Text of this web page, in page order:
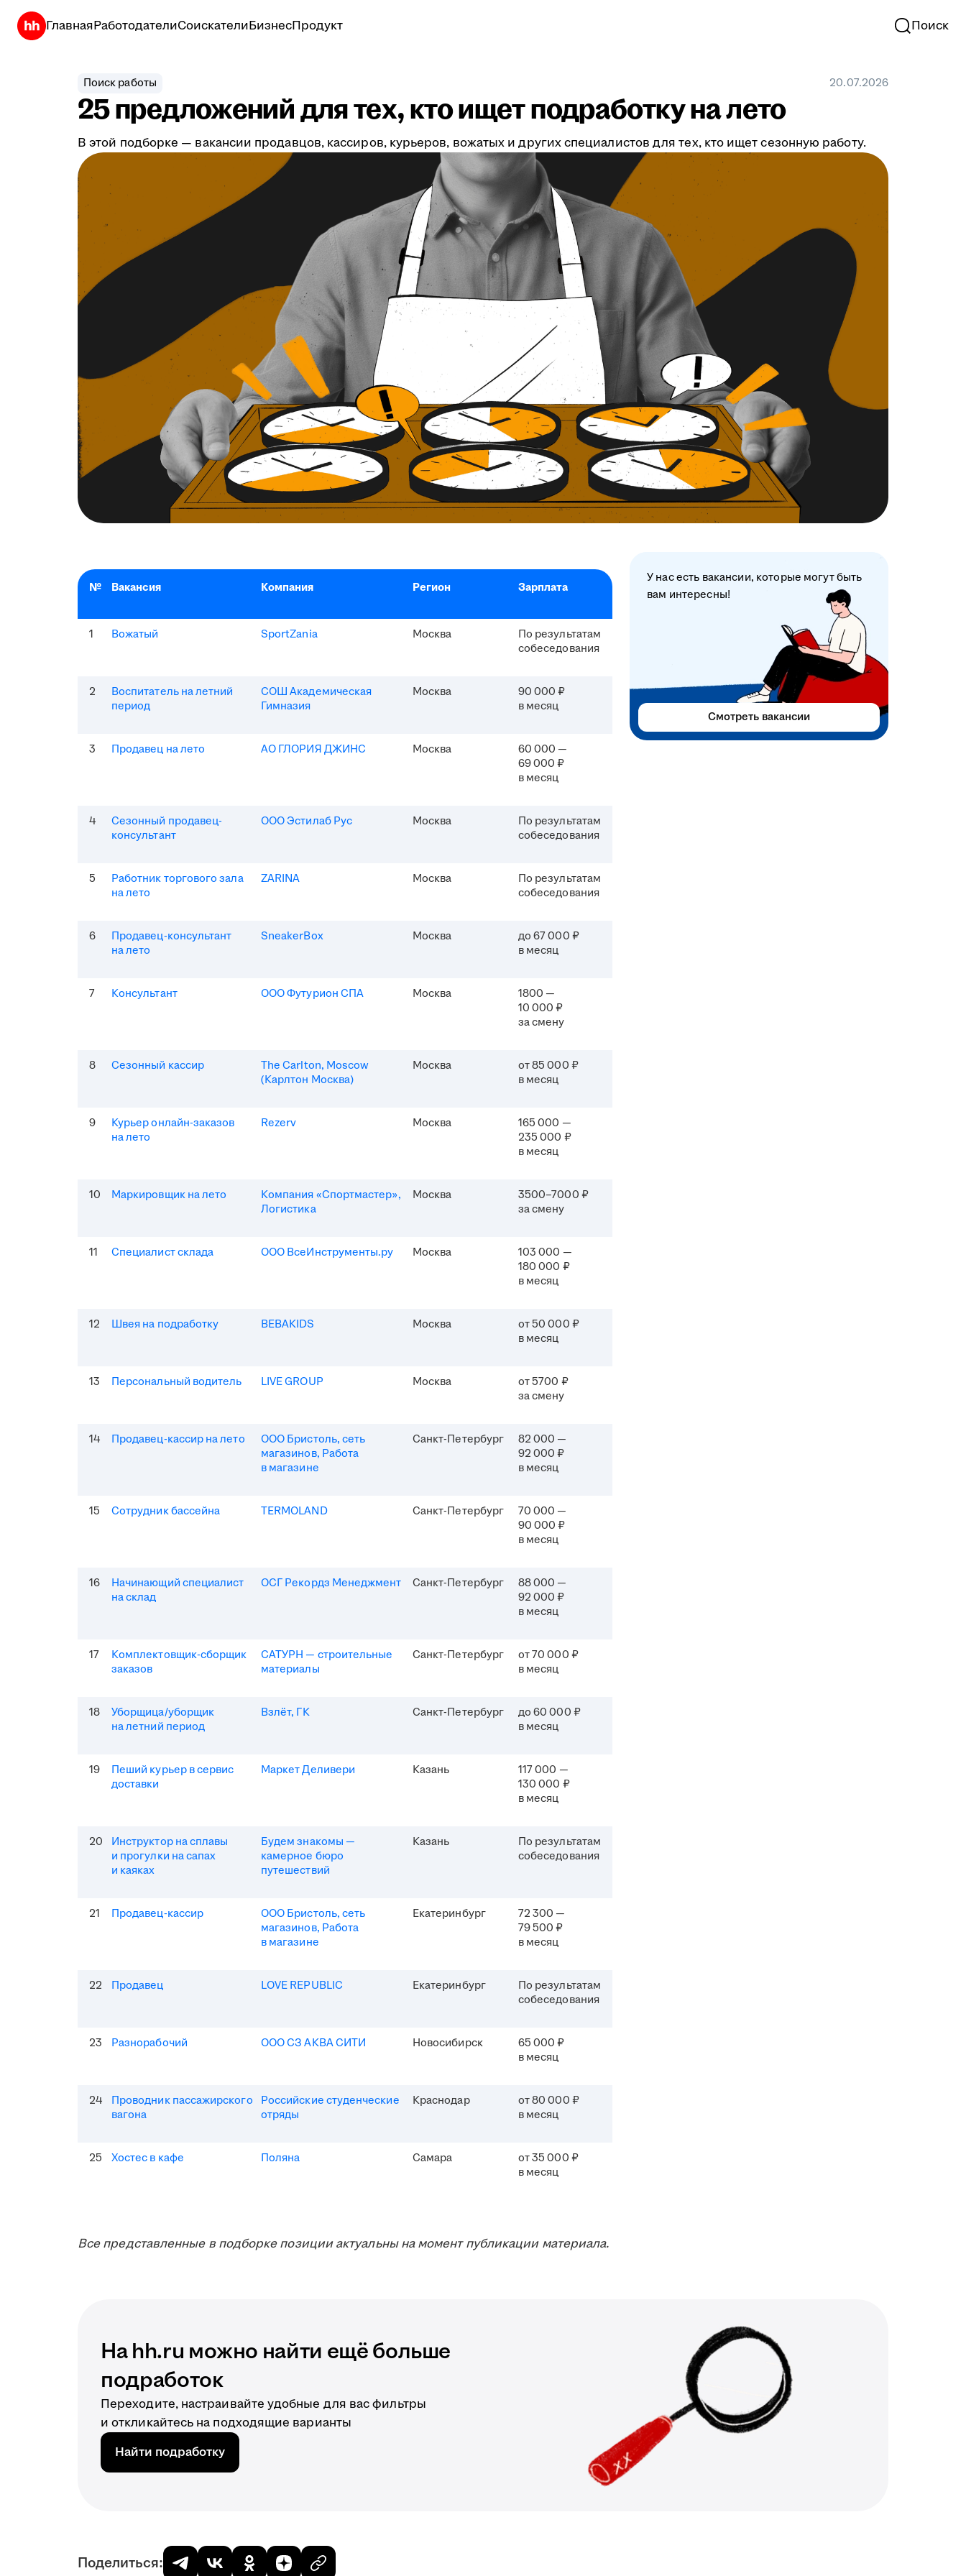
ГлавнаяРаботодателиСоискателиБизнесПродукт Поиск
Поиск работы 20.07.2026
25 предложений для тех, кто ищет подработку на лето
В этой подборке — вакансии продавцов, кассиров, курьеров, вожатых и других специалистов для тех, кто ищет сезонную работу.
№ Вакансия Компания Регион Зарплата
1 Вожатый SportZania Москва
По результатам
собеседования
2
Воспитатель на летний
период
СОШ Академическая
Гимназия
Москва
90 000 ₽
в месяц
3 Продавец на лето АО ГЛОРИЯ ДЖИНС Москва
60 000 —
69 000 ₽
в месяц
4
Сезонный продавец-
консультант
ООО Эстилаб Рус Москва
По результатам
собеседования
5
Работник торгового зала
на лето
ZARINA Москва
По результатам
собеседования
6
Продавец-консультант
на лето
SneakerBox Москва
до 67 000 ₽
в месяц
7 Консультант ООО Футурион СПА Москва
1800 —
10 000 ₽
за смену
8 Сезонный кассир
The Carlton, Moscow
(Карлтон Москва)
Москва
от 85 000 ₽
в месяц
9
Курьер онлайн-заказов
на лето
Rezerv Москва
165 000 —
235 000 ₽
в месяц
10 Маркировщик на лето
Компания «Спортмастер»,
Логистика
Москва
3500–7000 ₽
за смену
11 Специалист склада ООО ВсеИнструменты.ру Москва
103 000 —
180 000 ₽
в месяц
12 Швея на подработку BEBAKIDS Москва
от 50 000 ₽
в месяц
13 Персональный водитель LIVE GROUP Москва
от 5700 ₽
за смену
14 Продавец-кассир на лето
ООО Бристоль, сеть
магазинов, Работа
в магазине
Санкт-Петербург
82 000 —
92 000 ₽
в месяц
15 Сотрудник бассейна TERMOLAND Санкт-Петербург
70 000 —
90 000 ₽
в месяц
16
Начинающий специалист
на склад
ОСГ Рекордз Менеджмент Санкт-Петербург
88 000 —
92 000 ₽
в месяц
17
Комплектовщик-сборщик
заказов
САТУРН — строительные
материалы
Санкт-Петербург
от 70 000 ₽
в месяц
18
Уборщица/уборщик
на летний период
Взлёт, ГК Санкт-Петербург
до 60 000 ₽
в месяц
19
Пеший курьер в сервис
доставки
Маркет Деливери Казань
117 000 —
130 000 ₽
в месяц
20
Инструктор на сплавы
и прогулки на сапах
и каяках
Будем знакомы —
камерное бюро
путешествий
Казань
По результатам
собеседования
21 Продавец-кассир
ООО Бристоль, сеть
магазинов, Работа
в магазине
Екатеринбург
72 300 —
79 500 ₽
в месяц
22 Продавец LOVE REPUBLIC Екатеринбург
По результатам
собеседования
23 Разнорабочий ООО СЗ АКВА СИТИ Новосибирск
65 000 ₽
в месяц
24
Проводник пассажирского
вагона
Российские студенческие
отряды
Краснодар
от 80 000 ₽
в месяц
25 Хостес в кафе Поляна Самара
от 35 000 ₽
в месяц
Все представленные в подборке позиции актуальны на момент публикации материала.
У нас есть вакансии, которые могут быть
вам интересны!
Смотреть вакансии
На hh.ru можно найти ещё больше
подработок
Переходите, настраивайте удобные для вас фильтры
и откликайтесь на подходящие варианты
Найти подработку
Поделиться: